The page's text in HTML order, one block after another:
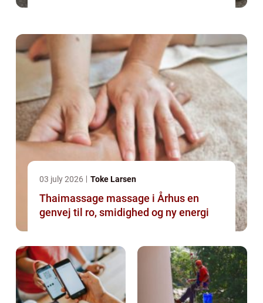
03 july 2026 Toke Larsen
Thaimassage massage i Århus en
genvej til ro, smidighed og ny energi